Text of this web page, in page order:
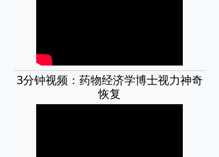
3分钟视频：药物经济学博士视力神奇
恢复